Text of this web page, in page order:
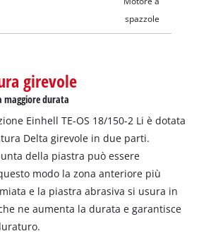
spazzole
girevole
maggiore durata
Einhell TE-OS 18/150-2 Li è dotata
Delta girevole in due parti.
della piastra può essere
modo la zona anteriore più
e la piastra abrasiva si usura in
ne aumenta la durata e garantisce